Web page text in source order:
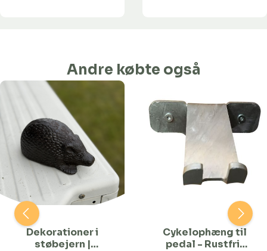
Andre købte også
Dekorationer i
støbejern |
Cykelophæng til
pedal - Rustfrit